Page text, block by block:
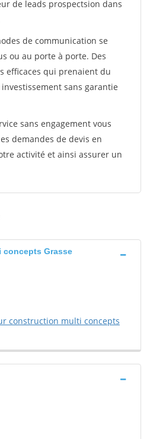
de leads prospectsion dans
de communication se
ou au porte à porte. Des
efficaces qui prenaient du
sans garantie
sans engagement vous
demandes de devis en
activité et ainsi assurer un
Grasse
construction multi concepts